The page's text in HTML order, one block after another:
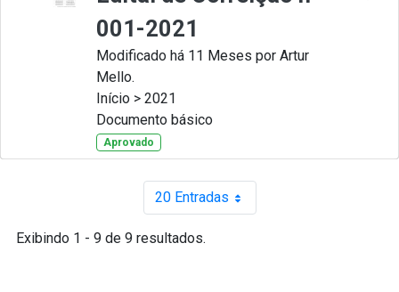
001-2021
Modificado há 11 Meses por Artur
Mello.
Início > 2021
Documento básico
Aprovado
20 EntradasPor página
Exibindo 1 - 9 de 9 resultados.